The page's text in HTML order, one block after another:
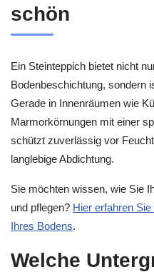
schön
Ein Steinteppich bietet nicht
Bodenbeschichtung, sondern
Gerade in Innenräumen wie
Marmorkörnungen mit einer
schützt zuverlässig vor
langlebige Abdichtung.
Sie möchten wissen, wie Sie
und pflegen? Hier erfahren
Ihres Bodens.
Welche